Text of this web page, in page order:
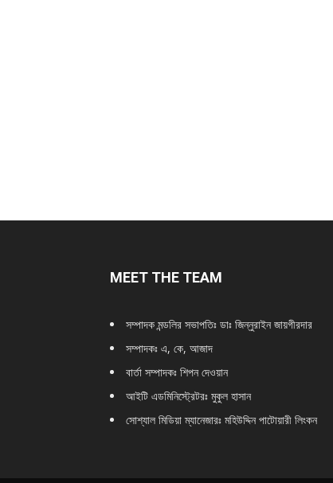
MEET THE TEAM
সম্পাদক মন্ডলির সভাপতিঃ ডাঃ জিন্নুরাইন জায়গীরদার
সম্পাদকঃ এ, কে, আজাদ
বার্তা সম্পাদকঃ শিপন দেওয়ান
আইটি এডমিনিস্ট্রেটরঃ মুকুল হাসান
সোশ্যাল মিডিয়া ম্যানেজারঃ মহিউদ্দিন পাটোয়ারী লিংকন